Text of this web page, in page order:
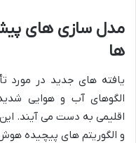
مدل سازی های
ها
یافته های جدید در مورد
الگوهای آب و هوایی
اقلیمی به دست می آیند.
و الگوریتم های پیچیده